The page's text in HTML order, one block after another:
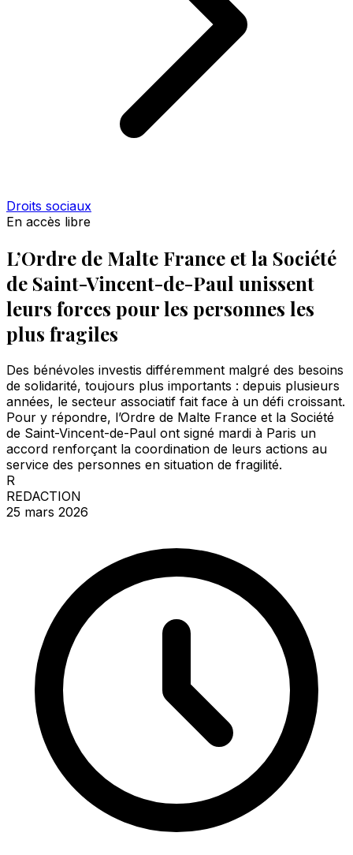
Droits sociaux
En accès libre
L’Ordre de Malte France et la Société
de Saint-Vincent-de-Paul unissent
leurs forces pour les personnes les
plus fragiles
Des bénévoles investis différemment malgré des besoins
de solidarité, toujours plus importants : depuis plusieurs
années, le secteur associatif fait face à un défi croissant.
Pour y répondre, l’Ordre de Malte France et la Société
de Saint-Vincent-de-Paul ont signé mardi à Paris un
accord renforçant la coordination de leurs actions au
service des personnes en situation de fragilité.
R
REDACTION
25 mars 2026